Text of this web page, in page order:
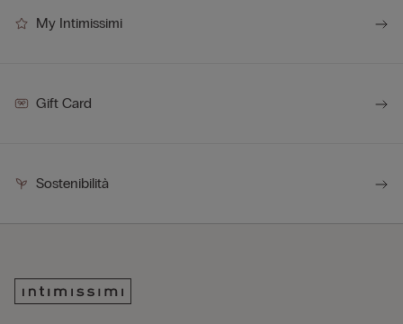
My Intimissimi
Gift Card
Sostenibilità